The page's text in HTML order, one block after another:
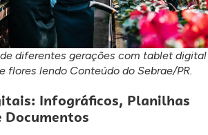
diferentes gerações com tablet digital
flores lendo Conteúdo do Sebrae/PR.
Infográficos, Planilhas
Documentos